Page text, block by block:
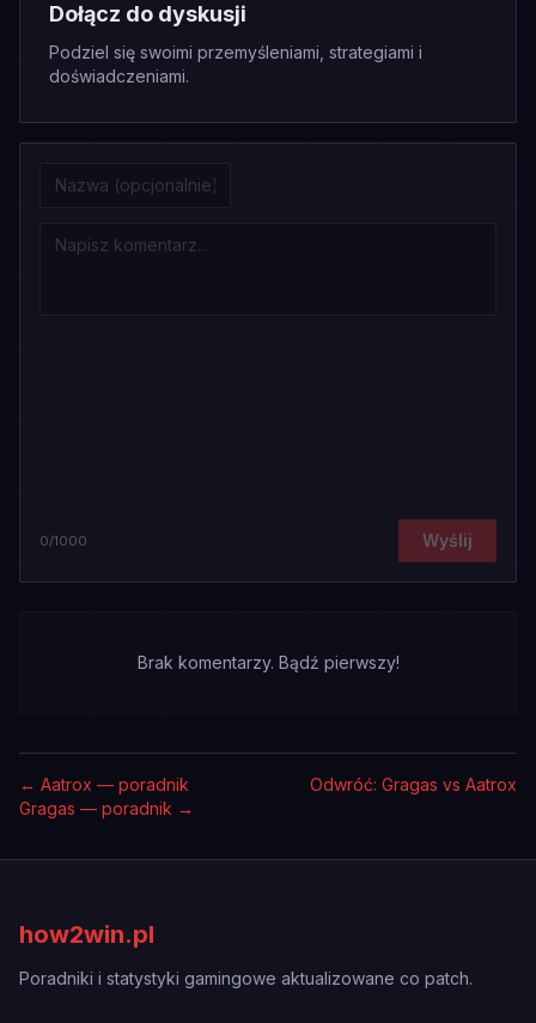
Dołącz do dyskusji
Podziel się swoimi przemyśleniami, strategiami i
doświadczeniami.
0/1000 Wyślij
Brak komentarzy. Bądź pierwszy!
← Aatrox — poradnik
Odwróć: Gragas vs Aatrox
Gragas — poradnik →
how2win.pl
Poradniki i statystyki gamingowe aktualizowane co patch.